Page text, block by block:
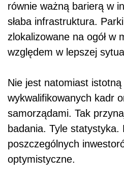
równie ważną barierą w
słaba infrastruktura.
zlokalizowane na ogół w
względem w lepszej
Nie jest natomiast
wykwalifikowanych kadr
samorządami. Tak
badania. Tyle statystyka.
poszczególnych
optymistyczne.